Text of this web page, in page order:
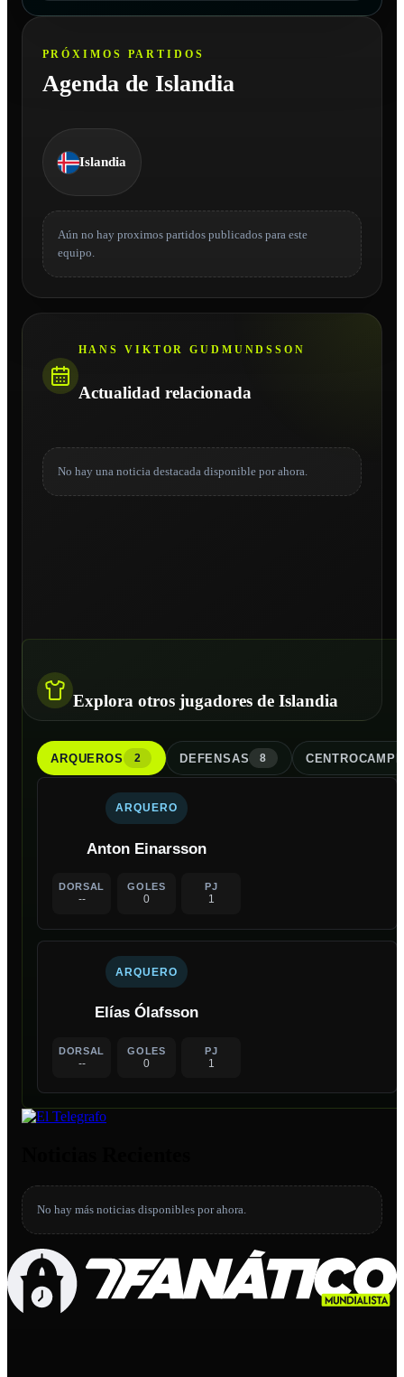
PRÓXIMOS PARTIDOS
Agenda de Islandia
Islandia
Aún no hay proximos partidos publicados para este
equipo.
HANS VIKTOR GUDMUNDSSON
Actualidad relacionada
No hay una noticia destacada disponible por ahora.
Explora otros jugadores de Islandia
ARQUEROS 2 DEFENSAS 8
ARQUERO
Anton Einarsson
DORSAL
--
GOLES
0
PJ
1
ARQUERO
Elías Ólafsson
DORSAL
--
GOLES
0
PJ
1
No hay más noticias disponibles por ahora.